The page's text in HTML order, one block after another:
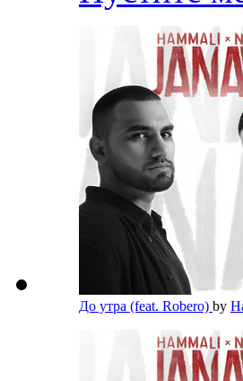
До утра (feat. Robero) by